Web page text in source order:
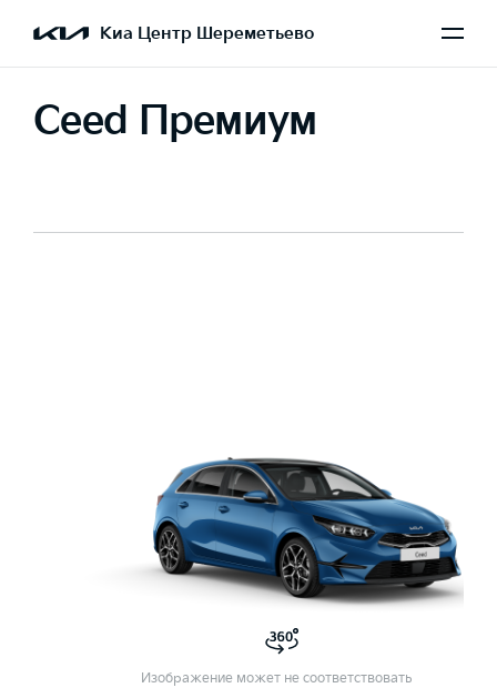
Киа Центр Шереметьево
Ceed Премиум
Изображение может не соответствовать